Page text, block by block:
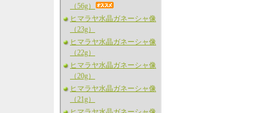
（56g）
ヒマラヤ水晶ガネーシャ像
（23g）
ヒマラヤ水晶ガネーシャ像
（22g）
ヒマラヤ水晶ガネーシャ像
（20g）
ヒマラヤ水晶ガネーシャ像
（21g）